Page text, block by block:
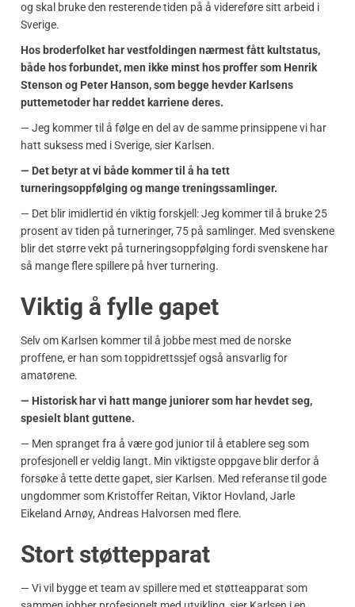
og skal bruke den resterende tiden på å videreføre sitt arbeid i
Sverige.
Hos broderfolket har vestfoldingen nærmest fått kultstatus,
både hos forbundet, men ikke minst hos proffer som Henrik
Stenson og Peter Hanson, som begge hevder Karlsens
puttemetoder har reddet karriene deres.
— Jeg kommer til å følge en del av de samme prinsippene vi har
hatt suksess med i Sverige, sier Karlsen.
— Det betyr at vi både kommer til å ha tett
turneringsoppfølging og mange treningssamlinger.
— Det blir imidlertid én viktig forskjell: Jeg kommer til å bruke 25
prosent av tiden på turneringer, 75 på samlinger. Med svenskene
blir det større vekt på turneringsoppfølging fordi svenskene har
så mange flere spillere på hver turnering.
Viktig å fylle gapet
Selv om Karlsen kommer til å jobbe mest med de norske
proffene, er han som toppidrettssjef også ansvarlig for
amatørene.
— Historisk har vi hatt mange juniorer som har hevdet seg,
spesielt blant guttene.
— Men spranget fra å være god junior til å etablere seg som
profesjonell er veldig langt. Min viktigste oppgave blir derfor å
forsøke å tette dette gapet, sier Karlsen. Med referanse til gode
ungdommer som Kristoffer Reitan, Viktor Hovland, Jarle
Eikeland Arnøy, Andreas Halvorsen med flere.
Stort støttepparat
— Vi vil bygge et team av spillere med et støtteapparat som